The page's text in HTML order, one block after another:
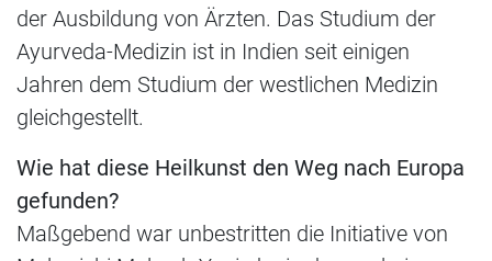
der Ausbildung von Ärzten. Das Studium der
Ayurveda-Medizin ist in Indien seit einigen
Jahren dem Studium der westlichen Medizin
gleichgestellt.
Wie hat diese Heilkunst den Weg nach Europa
gefunden?
Maßgebend war unbestritten die Initiative von